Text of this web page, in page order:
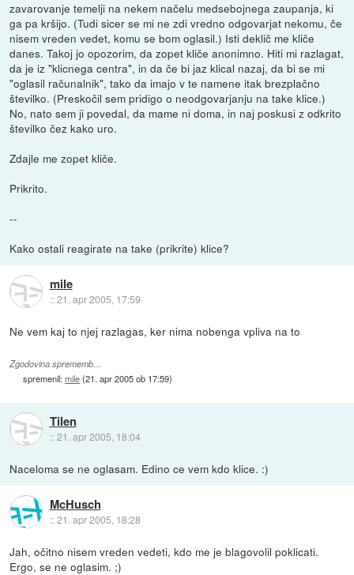
zavarovanje temelji na nekem načelu medsebojnega zaupanja, ki
ga pa kršijo. (Tudi sicer se mi ne zdi vredno odgovarjat nekomu, če
nisem vreden vedet, komu se bom oglasil.) Isti deklič me kliče
danes. Takoj jo opozorim, da zopet kliče anonimno. Hiti mi razlagat,
da je iz "klicnega centra", in da če bi jaz klical nazaj, da bi se mi
"oglasil računalnik", tako da imajo v te namene itak brezplačno
številko. (Preskočil sem pridigo o neodgovarjanju na take klice.)
No, nato sem ji povedal, da mame ni doma, in naj poskusi z odkrito
številko čez kako uro.
Zdajle me zopet kliče.
Prikrito.
--
Kako ostali reagirate na take (prikrite) klice?
mile
::21. apr 2005, 17:59
Ne vem kaj to njej razlagas, ker nima nobenga vpliva na to
Zgodovina sprememb…
spremenil:mile(21. apr 2005 ob 17:59)
Tilen
::21. apr 2005, 18:04
Naceloma se ne oglasam. Edino ce vem kdo klice. :)
McHusch
::21. apr 2005, 18:28
Jah, očitno nisem vreden vedeti, kdo me je blagovolil poklicati.
Ergo, se ne oglasim. ;)